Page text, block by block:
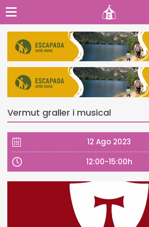
Vermut graller i musical
12 Ago 2023
12:00-15:00h